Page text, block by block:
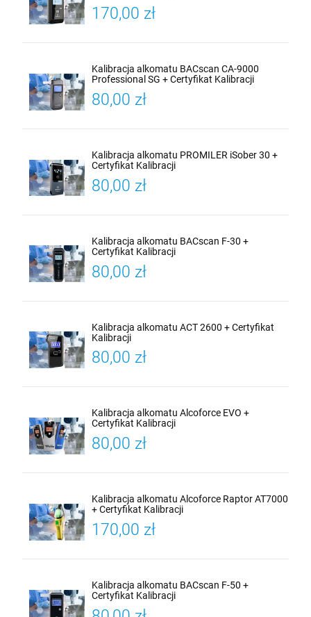
170,00 zł
Kalibracja alkomatu BACscan CA-9000
Professional SG + Certyfikat Kalibracji
80,00 zł
Kalibracja alkomatu PROMILER iSober 30 +
Certyfikat Kalibracji
80,00 zł
Kalibracja alkomatu BACscan F-30 +
Certyfikat Kalibracji
80,00 zł
Kalibracja alkomatu ACT 2600 + Certyfikat
Kalibracji
80,00 zł
Kalibracja alkomatu Alcoforce EVO +
Certyfikat Kalibracji
80,00 zł
Kalibracja alkomatu Alcoforce Raptor AT7000
+ Certyfikat Kalibracji
170,00 zł
Kalibracja alkomatu BACscan F-50 +
Certyfikat Kalibracji